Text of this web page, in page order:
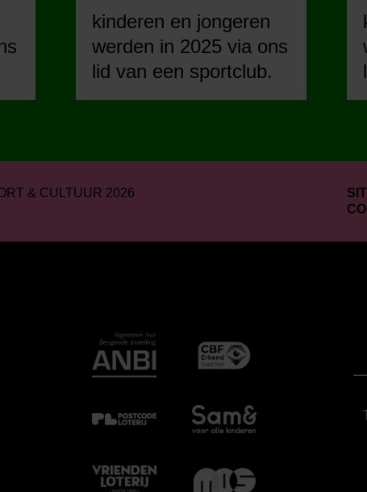
kinderen en jongeren
werden in 2025 via ons
lid van een sportclub.
& CULTUUR 2026